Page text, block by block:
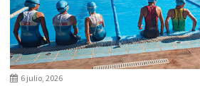
6 julio, 2026